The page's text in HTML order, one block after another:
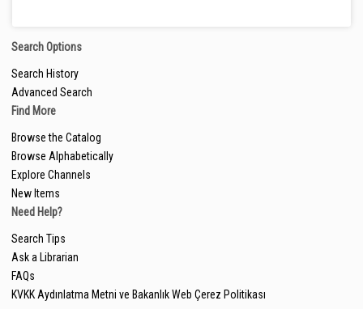
Search Options
Search History
Advanced Search
Find More
Browse the Catalog
Browse Alphabetically
Explore Channels
New Items
Need Help?
Search Tips
Ask a Librarian
FAQs
KVKK Aydınlatma Metni ve Bakanlık Web Çerez Politikası